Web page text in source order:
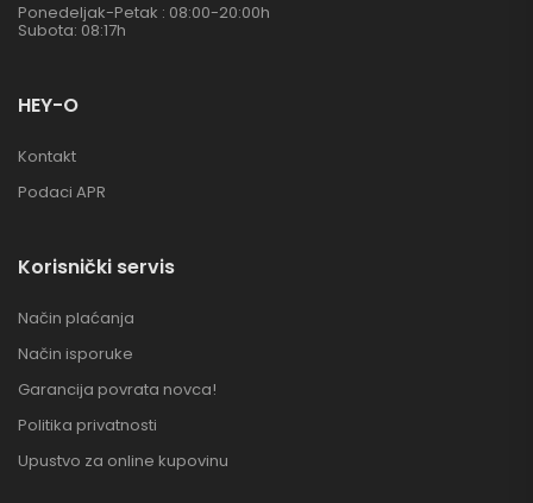
Ponedeljak-Petak : 08:00-20:00h
Subota: 08:17h
HEY-O
Kontakt
Podaci APR
Korisnički servis
Način plaćanja
Način isporuke
Garancija povrata novca!
Politika privatnosti
Upustvo za online kupovinu